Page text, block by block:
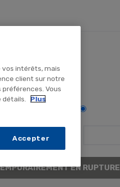
odeurs
EN RUPTURE
vos intérêts, mais
client sur notre
Vous
Plus
Accepter